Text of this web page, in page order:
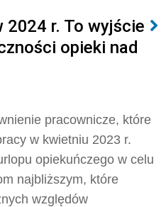
2024 r. To wyjście
opieki nad
pracownicze, które
w kwietniu 2023 r.
opiekuńczego w celu
najbliższym, które
względów